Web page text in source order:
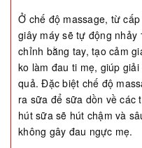
Ở chế độ massage, từ
giây máy sẽ tự động
chỉnh bằng tay, tạo cảm
ko làm đau ti mẹ, giúp
quả. Đặc biệt chế độ
ra sữa để sữa dồn về các
hút sữa sẽ hút chậm và
không gây đau ngực mẹ.